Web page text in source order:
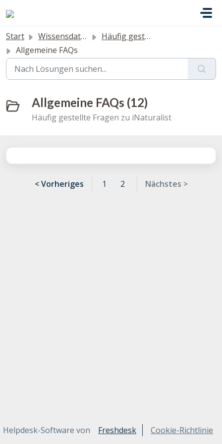
Start Wissensdatenbank
Häufig gestellte Fragen
Allgemeine FAQs
Allgemeine FAQs (12)
Häufig gestellte Fragen zu iNaturalist
< Vorheriges 1 2 Nächstes >
Helpdesk-Software von Freshdesk Cookie-Richtlinie